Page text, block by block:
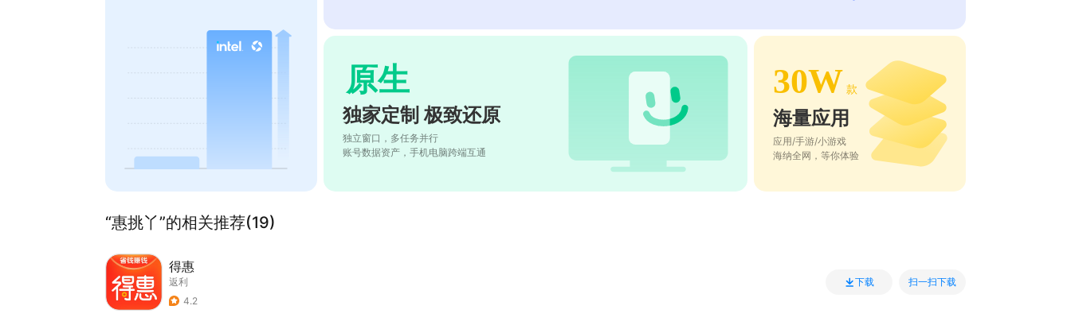
原生
独家定制 极致还原
独立窗口，多任务并行
账号数据资产，手机电脑跨端互通
30W 款
海量应用
应用/手游/小游戏
海纳全网，等你体验
“惠挑丫”的相关推荐(19)
得惠
返利
4.2
下载 扫一扫下载